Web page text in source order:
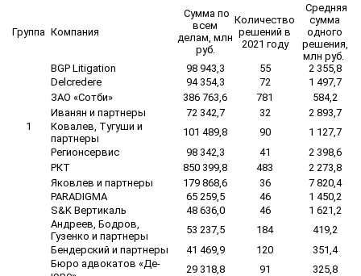
Группа Компания
Сумма по
всем
делам, млн
руб.
Количество
решений в
2021 году
Средняя
сумма
одного
решения,
млн руб.
1
BGP Litigation 98 943,3 55
2 355,8
Delcredere
94 354,3 72
1 497,7
ЗАО «Сотби»
386 763,6 781
584,2
Иванян и партнеры
72 342,7 32
2 893,7
Ковалев, Тугуши и
партнеры
101 489,8 90
1 127,7
Регионсервис
98 342,3 41
2 398,6
РКТ
850 399,8 483
2 273,8
Яковлев и партнеры
179 868,6 36 7 820,4
PARADIGMA 65 259,5 46
1 450,2
S&K Вертикаль
48 636,0 46
1 621,2
Андреев, Бодров,
Гузенко и партнеры
53 237,5 184
419,2
Бендерский и партнеры
41 469,9 120
351,4
Бюро адвокатов «Де-
29 318,8 91
325,8